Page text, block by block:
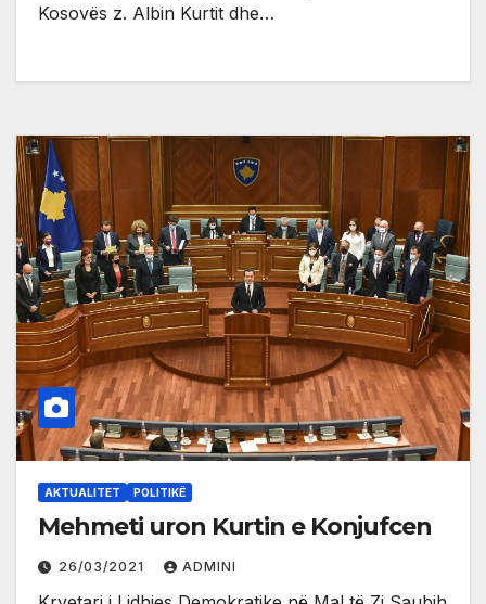
Kosovës z. Albin Kurtit dhe…
AKTUALITET POLITIKË
Mehmeti uron Kurtin e Konjufcen
26/03/2021 ADMINI